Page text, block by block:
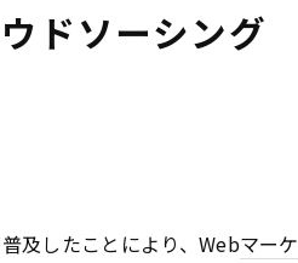
ドソーシング
及したことにより、Webマーケ